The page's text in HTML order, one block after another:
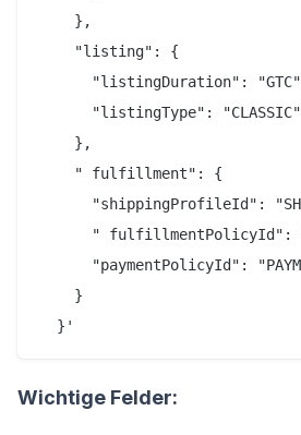
    },
    "listing": {
"listingDuration":
      "listingType": "CLASSIC"
    },
    " fulfillment": {
"shippingProfileId":
" fulfillmentPolicyId":
"paymentPolicyId":
    }
Wichtige Felder: